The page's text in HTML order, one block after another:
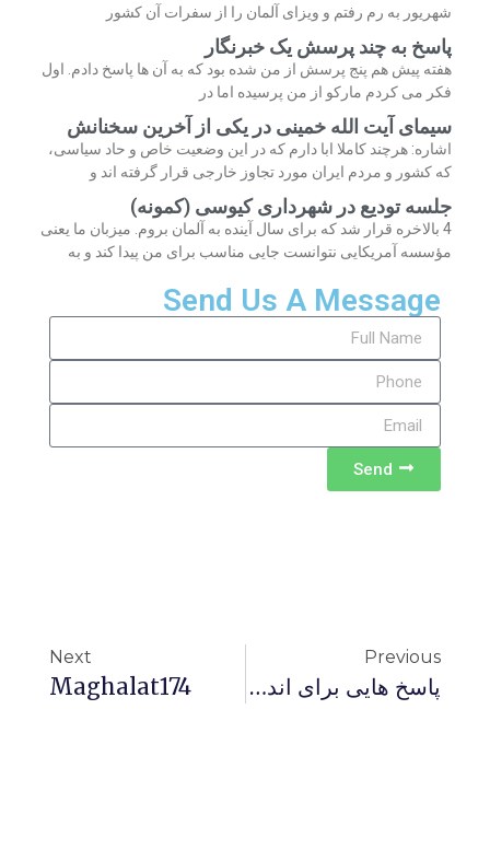
شهریور به رم رفتم و ویزای آلمان را از سفرات آن کشور
پاسخ به چند پرسش یک خبرنگار
هفته پیش هم پنج پرسش از من شده بود که به آن ها پاسخ دادم. اول
فکر می کردم مارکو از من پرسیده اما در
سیمای آیت الله خمینی در یکی از آخرین سخنانش
اشاره: هرچند کاملا ابا دارم که در این وضعیت خاص و حاد سیاسی،
که کشور و مردم ایران مورد تجاوز خارجی قرار گرفته اند و
جلسه تودیع در شهرداری کیوسی (کمونه)
4 بالاخره قرار شد که برای سال آینده به آلمان بروم. میزبان ما یعنی
مؤسسه آمریکایی نتوانست جایی مناسب برای من پیدا کند و به
Send Us A Message
Send
Previous
پاسخ هایی برای اندیشیدن 91- شرحی در باره بررسی ماجرای یهودیان بنی قریظه
Next
Maghalat174